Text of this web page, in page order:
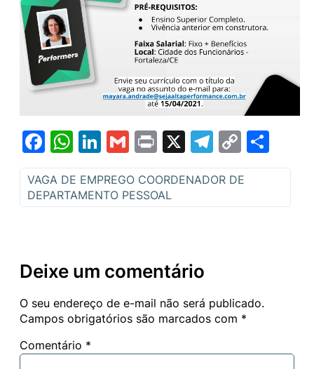
Facebook
WhatsApp
LinkedIn
GmailPrint
X Telegram
Copy
Link
VAGA DE EMPREGO COORDENADOR DE
DEPARTAMENTO PESSOAL
Deixe um comentário
O seu endereço de e-mail não será publicado.
Campos obrigatórios são marcados com *
Comentário *